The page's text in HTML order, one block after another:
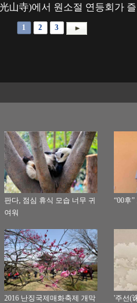
山寺)에서 원소절 연등회가
1 2 3
판다, 점심 휴식 모습 너무 귀
여워
“00후
2016 난징국제매화축제 개막
'주선(